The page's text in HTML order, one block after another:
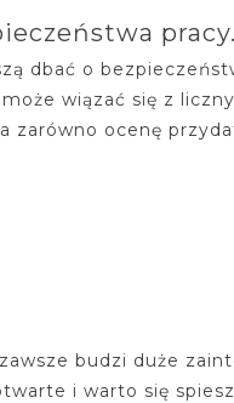
pracy.
dbać o
wiązać się z
zarówno ocenę
budzi duże
i warto się